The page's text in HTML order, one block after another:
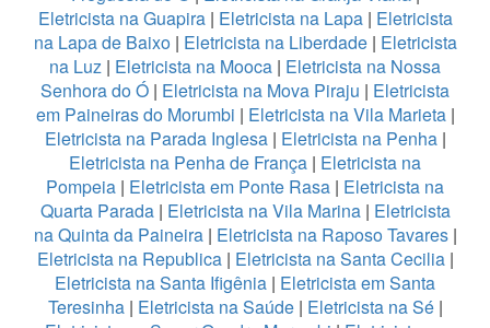
Eletricista na Guapira| Eletricista na Lapa| Eletricista
na Lapa de Baixo | Eletricista na Liberdade | Eletricista
na Luz | Eletricista na Mooca | Eletricista na Nossa
Senhora do Ó | Eletricista na Mova Piraju | Eletricista
em Paineiras do Morumbi | Eletricista na Vila Marieta|
Eletricista na Parada Inglesa | Eletricista na Penha|
Eletricista na Penha de França | Eletricista na
Pompeia | Eletricista em Ponte Rasa | Eletricista na
Quarta Parada| Eletricista na Vila Marina| Eletricista
na Quinta da Paineira| Eletricista na Raposo Tavares|
Eletricista na Republica| Eletricista na Santa Cecilia|
Eletricista na Santa Ifigênia | Eletricista em Santa
Teresinha| Eletricista na Saúde| Eletricista na Sé|